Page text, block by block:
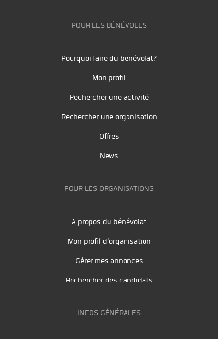
POUR LES BÉNÉVOLES
Pourquoi faire du bénévolat?
Mon profil
Rechercher une activité
Rechercher une organisation
Offres
News
POUR LES ORGANISATIONS
A propos du bénévolat
Mon profil d'organisation
Gérer mes annonces
Rechercher des candidats
INFOS GÉNÉRALES